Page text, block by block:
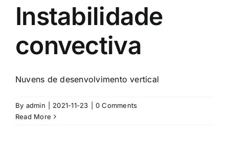
Instabilidade
convectiva
Nuvens de desenvolvimento vertical
By admin 2021-11-23
0 Comments
Read More